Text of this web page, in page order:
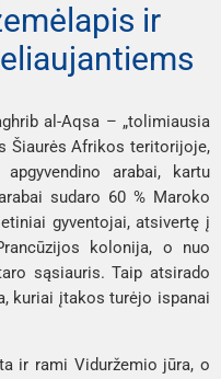
ir
al-Aqsa – „tolimiausia
Šiaurės Afrikos teritorijoje,
arabai, kartu
sudaro 60 % Maroko
gyventojai, atsivertę į
kolonija, o nuo
sąsiauris. Taip atsirado
kuriai įtakos turėjo ispanai
ir rami Viduržemio jūra, o